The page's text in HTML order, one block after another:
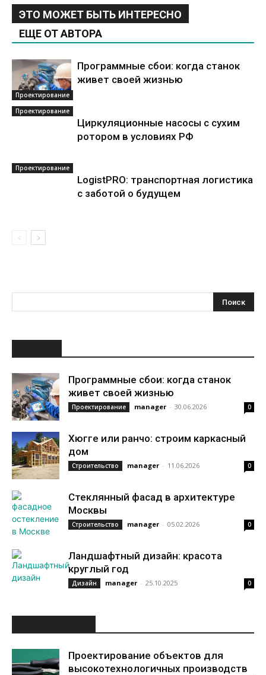
ЭТО МОЖЕТ БЫТЬ ИНТЕРЕСНО
ЕЩЕ ОТ АВТОРА
Проектирование
Программные сбои: когда станок
живет своей жизнью
Проектирование
Циркуляционные насосы с сухим
ротором в условиях РФ
Проектирование
LogistPRO: транспортная логистика
с заботой о будущем
Программные сбои: когда станок
живет своей жизнью
Проектирование manager - 30.06.2026 0
Хюгге или ранчо: строим каркасный
дом
Строительство manager - 11.06.2026 0
Стеклянный фасад в архитектуре
Москвы
Строительство manager - 05.02.2026 0
Ландшафтный дизайн: красота
круглый год
Дизайн manager - 25.10.2025 0
Проектирование объектов для
высокотехнологичных производств